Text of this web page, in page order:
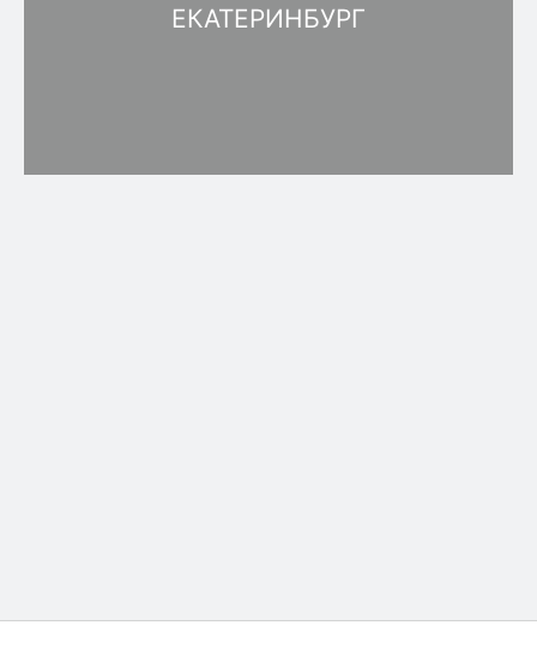
ЕКАТЕРИНБУРГ